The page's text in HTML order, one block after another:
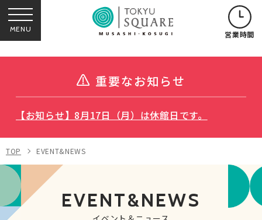
MENU 営業時間
重要なお知らせ
【お知らせ】8月17日（月）は休館日です。
TOP EVENT&NEWS
EVENT&NEWS